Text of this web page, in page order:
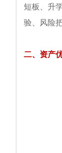
短板、升
验、风险
二、资产